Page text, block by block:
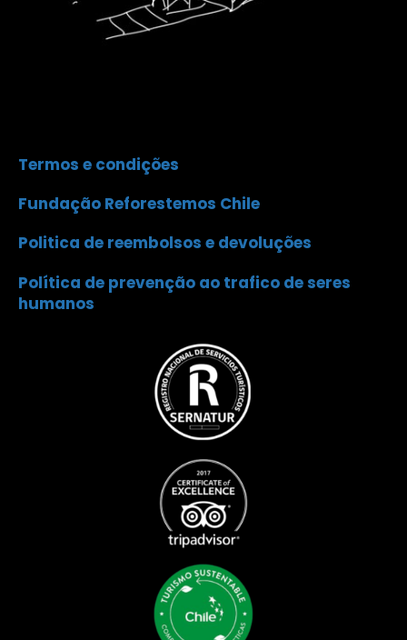
Termos e condições
Fundação Reforestemos Chile
Politica de reembolsos e devoluções
Política de prevenção ao trafico de seres
humanos